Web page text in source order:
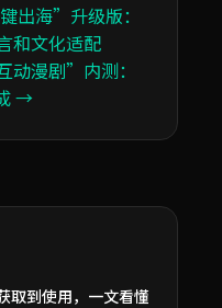
出海”升级版：
和文化适配
动漫剧”内测：
→
取到使用，一文看懂